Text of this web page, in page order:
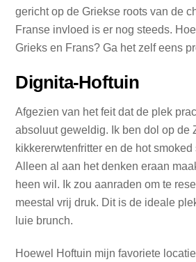
gericht op de Griekse roots van de
Franse invloed is er nog steeds.
Grieks en Frans? Ga het zelf eens
Dignita-Hoftuin
Afgezien van het feit dat de plek
absoluut geweldig. Ik ben dol op de
kikkererwtenfritter en de hot
Alleen al aan het denken eraan
heen wil. Ik zou aanraden om te
meestal vrij druk. Dit is de ideale
luie brunch.
Hoewel Hoftuin mijn favoriete